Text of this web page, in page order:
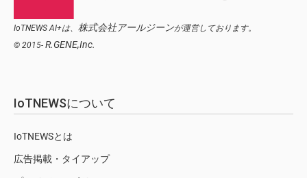
IoTNEWS AI+は、 株式会社アールジーンが運営しております。
© 2015- R.GENE,Inc.
IoTNEWSについて
IoTNEWSとは
広告掲載・タイアップ